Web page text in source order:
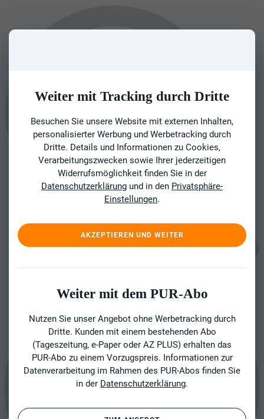
Weiter mit Tracking durch Dritte
Besuchen Sie unsere Website mit externen Inhalten,
personalisierter Werbung und Werbetracking durch
Dritte. Details und Informationen zu Cookies,
Verarbeitungszwecken sowie Ihrer jederzeitigen
Widerrufsmöglichkeit finden Sie in der
Datenschutzerklärung und in den Privatsphäre-
Einstellungen.
AKZEPTIEREN UND WEITER
Weiter mit dem PUR-Abo
Nutzen Sie unser Angebot ohne Werbetracking durch
Dritte. Kunden mit einem bestehenden Abo
(Tageszeitung, e-Paper oder AZ PLUS) erhalten das
PUR-Abo zu einem Vorzugspreis. Informationen zur
Datenverarbeitung im Rahmen des PUR-Abos finden Sie
in der Datenschutzerklärung.